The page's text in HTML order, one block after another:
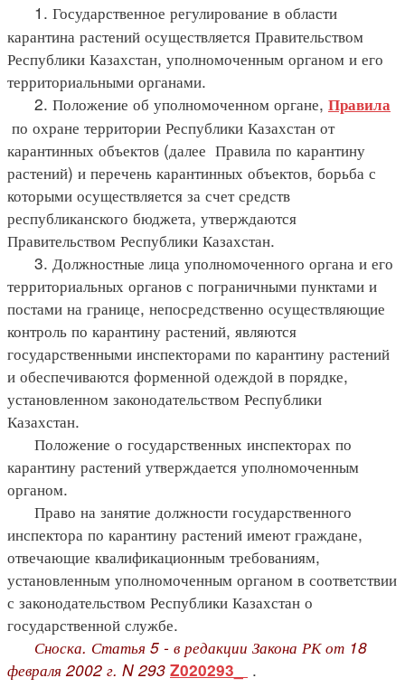
1. Государственное регулирование в области
карантина растений осуществляется Правительством
Республики Казахстан, уполномоченным органом и его
территориальными органами.
2. Положение об уполномоченном органе, Правила
по охране территории Республики Казахстан от
карантинных объектов (далее Правила по карантину
растений) и перечень карантинных объектов, борьба с
которыми осуществляется за счет средств
республиканского бюджета, утверждаются
Правительством Республики Казахстан.
3. Должностные лица уполномоченного органа и его
территориальных органов с пограничными пунктами и
постами на границе, непосредственно осуществляющие
контроль по карантину растений, являются
государственными инспекторами по карантину растений
и обеспечиваются форменной одеждой в порядке,
установленном законодательством Республики
Казахстан.
Положение о государственных инспекторах по
карантину растений утверждается уполномоченным
органом.
Право на занятие должности государственного
инспектора по карантину растений имеют граждане,
отвечающие квалификационным требованиям,
установленным уполномоченным органом в соответствии
с законодательством Республики Казахстан о
государственной службе.
Сноска. Статья 5 - в редакции Закона РК от 18
февраля 2002 г. N 293 Z020293_ .